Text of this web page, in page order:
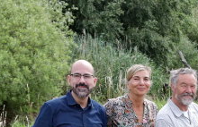
EUROPE
LATIN AMERICA
NORTH AMERICA